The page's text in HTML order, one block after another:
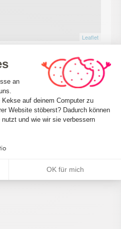
Leaflet
REISEROUTE
an
auf deinem Computer zu
Website stöberst? Dadurch können
und wie wir sie verbessern
OK für mich
consent